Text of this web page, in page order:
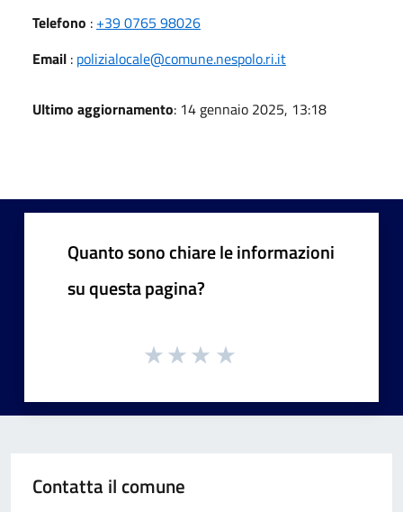
Telefono : +39 0765 98026
Email : polizialocale@comune.nespolo.ri.it
Ultimo aggiornamento: 14 gennaio 2025, 13:18
Quanto sono chiare le informazioni
su questa pagina?
Contatta il comune